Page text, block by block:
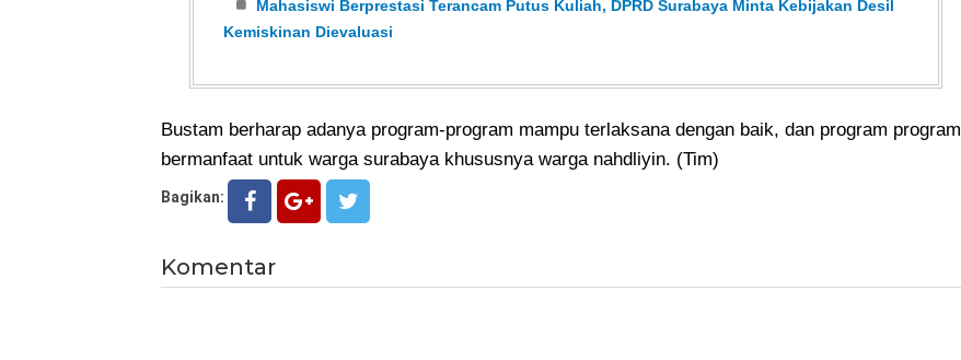
Mahasiswi Berprestasi Terancam Putus Kuliah, DPRD Surabaya Minta Kebijakan Desil
Kemiskinan Dievaluasi
Bustam berharap adanya program-program mampu terlaksana dengan baik, dan program program
bermanfaat untuk warga surabaya khususnya warga nahdliyin. (Tim)
Bagikan:
Komentar